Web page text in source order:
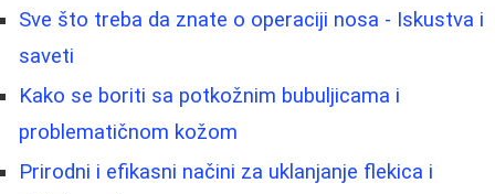
Sve što treba da znate o operaciji nosa - Iskustva i
saveti
Kako se boriti sa potkožnim bubuljicama i
problematičnom kožom
Prirodni i efikasni načini za uklanjanje flekica i